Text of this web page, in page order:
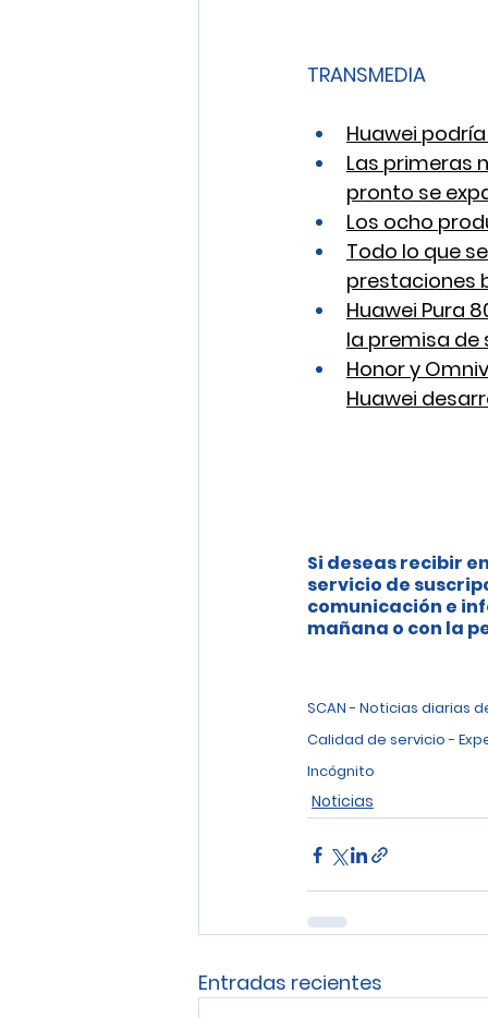
TRANSMEDIA
Huawei
Las primeras
pronto se
Los ocho
Todo lo que
prestaciones
Huawei Pura
la premisa
Honor y
Huawei
Si deseas recibir
servicio de
comunicación e
mañana o con la
SCAN - Noticias diarias
Calidad de servicio -
Incógnito
Noticias
Entradas recientes